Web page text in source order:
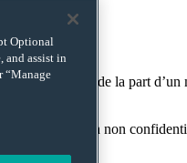
dominante de la part d’un
une version non
Optional
and assist in
“Manage